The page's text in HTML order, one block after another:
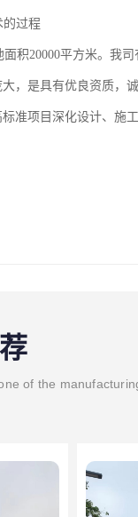
的过程
积20000平方米。我
，是具有优良资质，
准项目深化设计、施
of the